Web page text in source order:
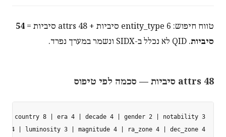
טווח חיפוש: entity_type 6 סיביות + attrs 48 סיביות =
54
סיביות. QID לא נכלל ב-SIDX ונשמר במערך נפרד.
attrs 48 סיביות — סכמה לפי טיפוס